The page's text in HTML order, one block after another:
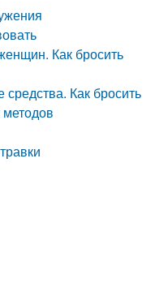
Как бросить
средства. Как бросить